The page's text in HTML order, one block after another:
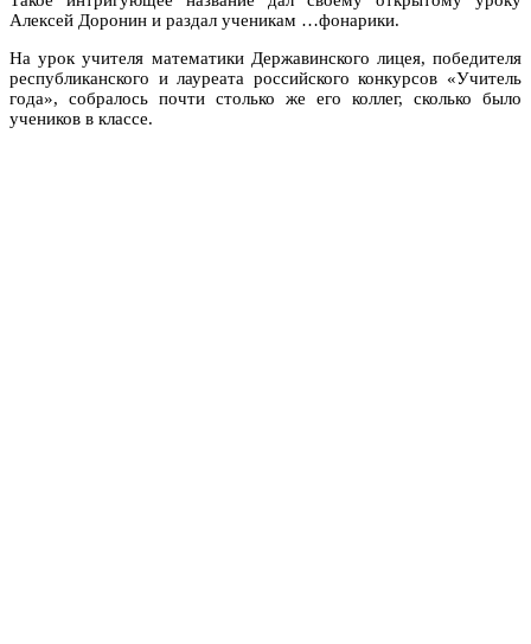
Алексей Доронин и раздал ученикам …фонарики.
На урок учителя математики Державинского лицея, победителя
республиканского и лауреата российского конкурсов «Учитель
года», собралось почти столько же его коллег, сколько было
учеников в классе.